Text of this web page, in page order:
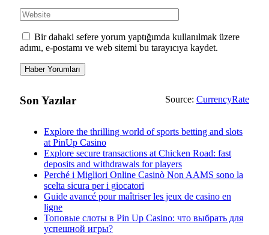
Bir dahaki sefere yorum yaptığımda kullanılmak üzere
adımı, e-postamı ve web sitemi bu tarayıcıya kaydet.
Source: CurrencyRate
Son Yazılar
Explore the thrilling world of sports betting and slots
at PinUp Casino
Explore secure transactions at Chicken Road: fast
deposits and withdrawals for players
Perché i Migliori Online Casinò Non AAMS sono la
scelta sicura per i giocatori
Guide avancé pour maîtriser les jeux de casino en
ligne
Топовые слоты в Pin Up Casino: что выбрать для
успешной игры?